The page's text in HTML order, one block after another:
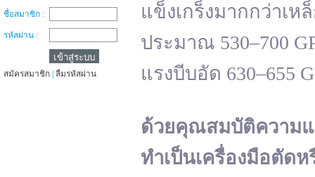
ชื่อสมาชิก :
รหัสผ่าน :
สมัครสมาชิก ลืมรหัสผ่าน
แข็งเกร็งมากกว่าเ
ประมาณ 530–700
แรงบีบอัด 630–655
ด้วยคุณสมบัติความแ
ทำเป็นเครื่องมือตัดห